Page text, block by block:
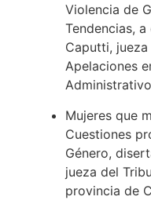
Violencia de
Tendencias,
Caputti,
Apelaciones
Mujeres que
Cuestiones
Género,
jueza del
provincia de